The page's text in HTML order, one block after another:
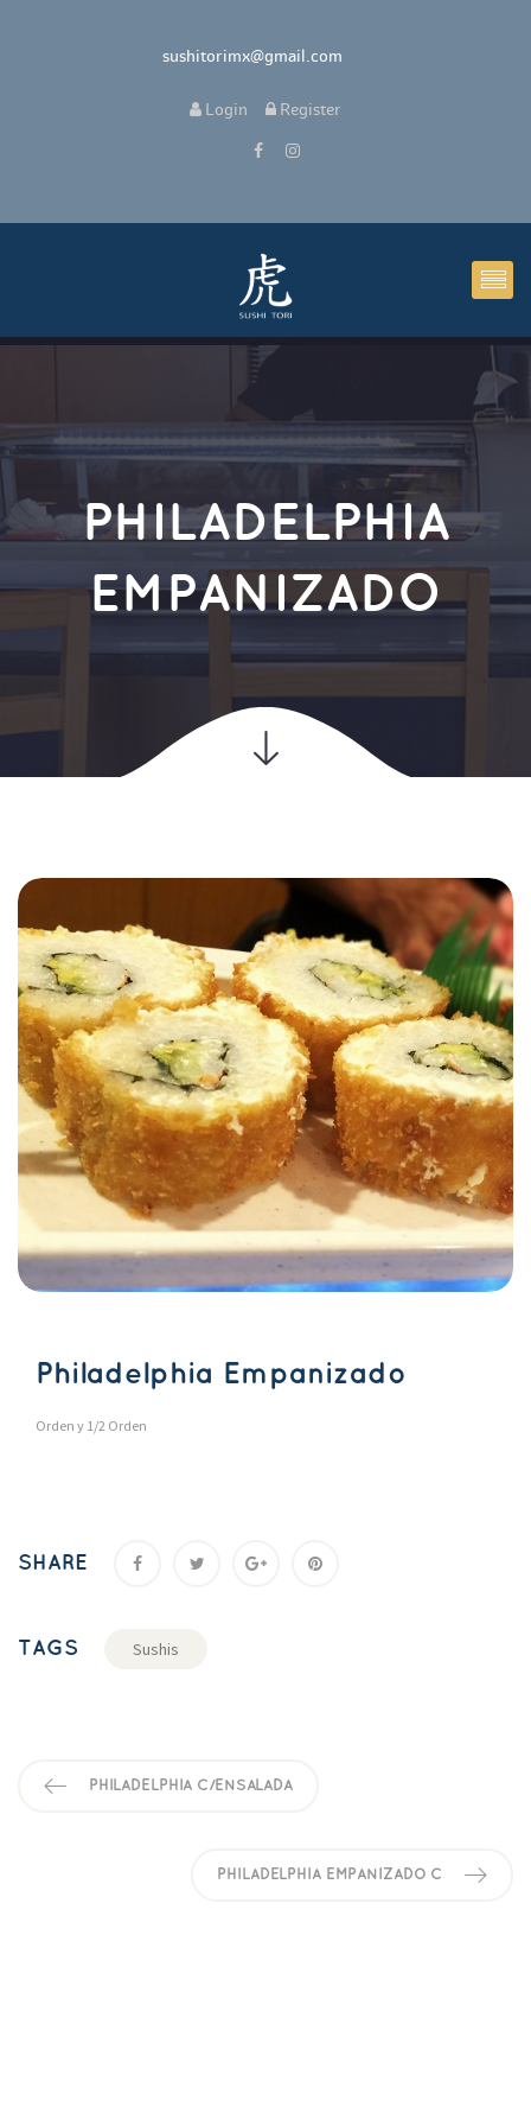
sushitorimx@gmail.com
Login Register
PHILADELPHIA
EMPANIZADO
Philadelphia Empanizado
Orden y 1/2 Orden
SHARE
TAGS Sushi
PHILADELPHIA C/ENSALADA
PHILADELPHIA EMPANIZADO C